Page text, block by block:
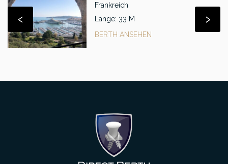
Frankreich
Länge: 33 M
BERTH ANSEHEN
‹ ›